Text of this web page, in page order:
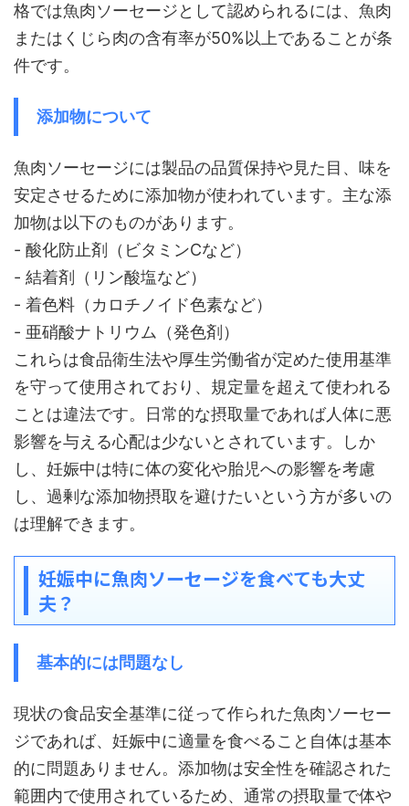
格では魚肉ソーセージとして認められるには、魚肉
またはくじら肉の含有率が50%以上であることが条
件です。
添加物について
魚肉ソーセージには製品の品質保持や見た目、味を
安定させるために添加物が使われています。主な添
加物は以下のものがあります。
- 酸化防止剤（ビタミンCなど）
- 結着剤（リン酸塩など）
- 着色料（カロチノイド色素など）
- 亜硝酸ナトリウム（発色剤）
これらは食品衛生法や厚生労働省が定めた使用基準
を守って使用されており、規定量を超えて使われる
ことは違法です。日常的な摂取量であれば人体に悪
影響を与える心配は少ないとされています。しか
し、妊娠中は特に体の変化や胎児への影響を考慮
し、過剰な添加物摂取を避けたいという方が多いの
は理解できます。
妊娠中に魚肉ソーセージを食べても大丈
夫？
基本的には問題なし
現状の食品安全基準に従って作られた魚肉ソーセー
ジであれば、妊娠中に適量を食べること自体は基本
的に問題ありません。添加物は安全性を確認された
範囲内で使用されているため、通常の摂取量で体や